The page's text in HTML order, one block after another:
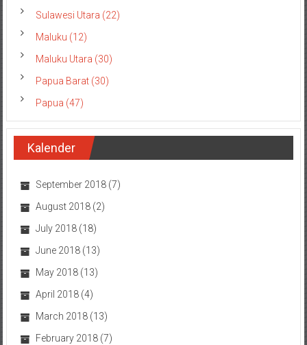
Sulawesi Utara (22)
Maluku (12)
Maluku Utara (30)
Papua Barat (30)
Papua (47)
Kalender
September 2018(7)
August 2018(2)
July 2018(18)
June 2018(13)
May 2018(13)
April 2018(4)
March 2018(13)
February 2018(7)